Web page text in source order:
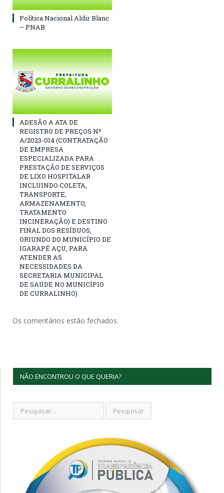
Política Nacional Aldir Blanc
– PNAB
ADESÃO A ATA DE
REGISTRO DE PREÇOS Nº
A/2023-014 (CONTRATAÇÃO
DE EMPRESA
ESPECIALIZADA PARA
PRESTAÇÃO DE SERVIÇOS
DE LIXO HOSPITALAR
INCLUINDO COLETA,
TRANSPORTE,
ARMAZENAMENTO,
TRATAMENTO
INCINERAÇÃO) E DESTINO
FINAL DOS RESÍDUOS,
ORIUNDO DO MUNICÍPIO DE
IGARAPÉ AÇU, PARA
ATENDER AS
NECESSIDADES DA
SECRETARIA MUNICIPAL
DE SAÚDE NO MUNICÍPIO
DE CURRALINHO)
Os comentários estão fechados.
NÃO ENCONTROU O QUE QUERIA?